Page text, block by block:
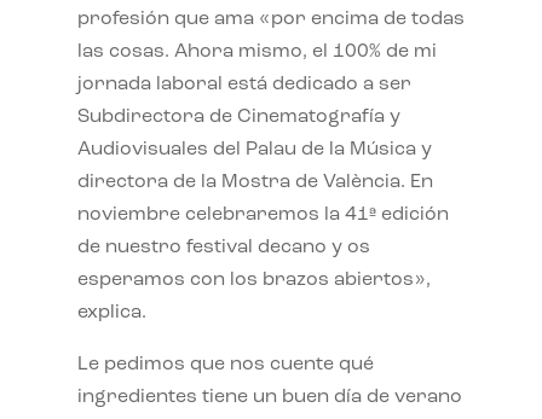
profesión que ama «por encima de todas
las cosas. Ahora mismo, el 100% de mi
jornada laboral está dedicado a ser
Subdirectora de Cinematografía y
Audiovisuales del Palau de la Música y
directora de la Mostra de València. En
noviembre celebraremos la 41ª edición
de nuestro festival decano y os
esperamos con los brazos abiertos»,
explica.
Le pedimos que nos cuente qué
ingredientes tiene un buen día de verano